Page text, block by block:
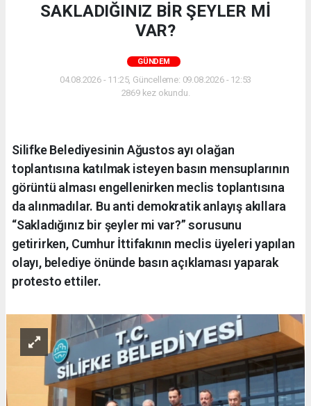
SAKLADIĞINIZ BİR ŞEYLER Mİ
VAR?
GÜNDEM
04.08.2026 - 11:25, Güncelleme: 09.08.2026 - 12:53
2869 kez okundu.
Silifke Belediyesinin Ağustos ayı olağan
toplantısına katılmak isteyen basın mensuplarının
görüntü alması engellenirken meclis toplantısına
da alınmadılar. Bu anti demokratik anlayış akıllara
“Sakladığınız bir şeyler mi var?” sorusunu
getirirken, Cumhur İttifakının meclis üyeleri yapılan
olayı, belediye önünde basın açıklaması yaparak
protesto ettiler.